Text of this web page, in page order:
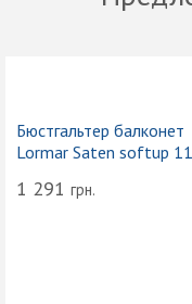
Бюстгальтер балконет
Lormar Saten softup
1 291 грн.